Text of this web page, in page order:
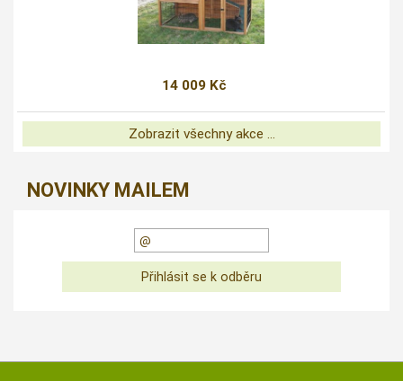
14 009 Kč
Zobrazit všechny akce ...
NOVINKY MAILEM